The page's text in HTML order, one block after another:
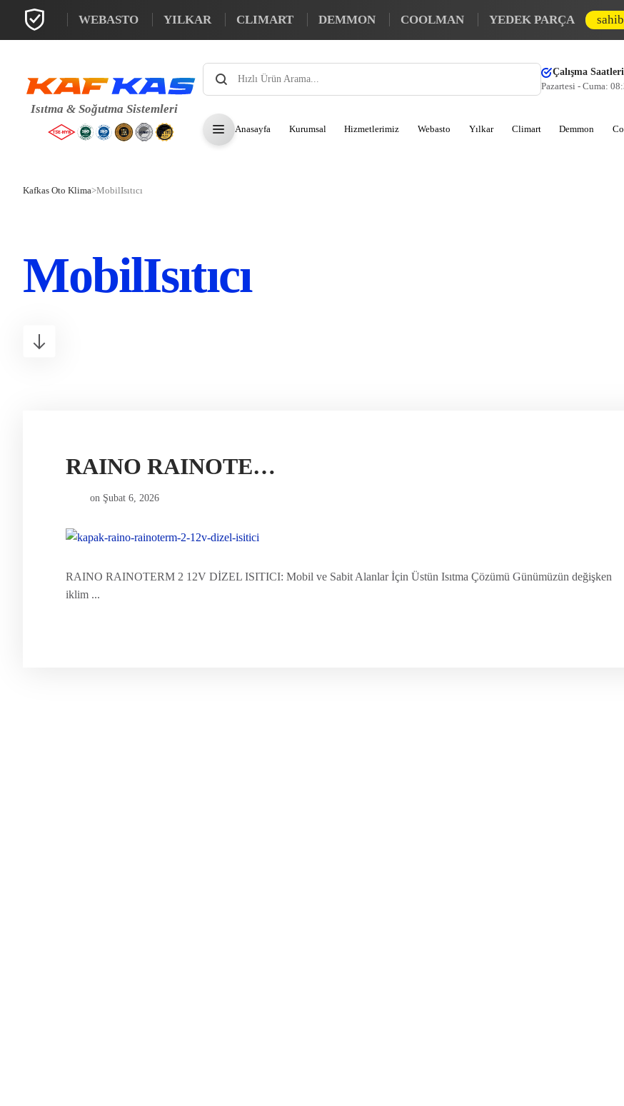
WEBASTO YILKAR CLIMART DEMMON COOLMAN YEDEK PARÇA
Products
search
Çalışma Saatleri
Pazartesi - Cuma:
Anasayfa Kurumsal Hizmetlerimiz Webasto Yılkar Climart Demmon
Kafkas Oto Klima>MobilIsıtıcı
MobilIsıtıcı
RAINO RAINOTERM 2 12V DİZEL ISITICI
on Şubat 6, 2026
RAINO RAINOTERM 2 12V DİZEL ISITICI: Mobil ve Sabit Alanlar İçin Üstün Isıtma Çözümü Günümüzün değişken
iklim ...